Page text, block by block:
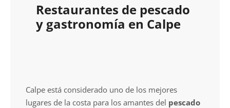
Restaurantes de pescado
y gastronomía en Calpe
Calpe está considerado uno de los mejores
lugares de la costa para los amantes del pescado